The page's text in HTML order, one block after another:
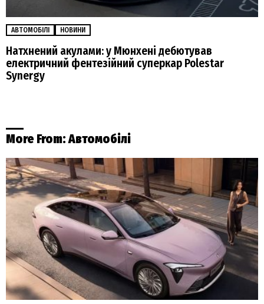
АВТОМОБІЛІ НОВИНИ
Натхнений акулами: у Мюнхені дебютував
електричний фентезійний суперкар Polestar
Synergy
More From:Автомобілі